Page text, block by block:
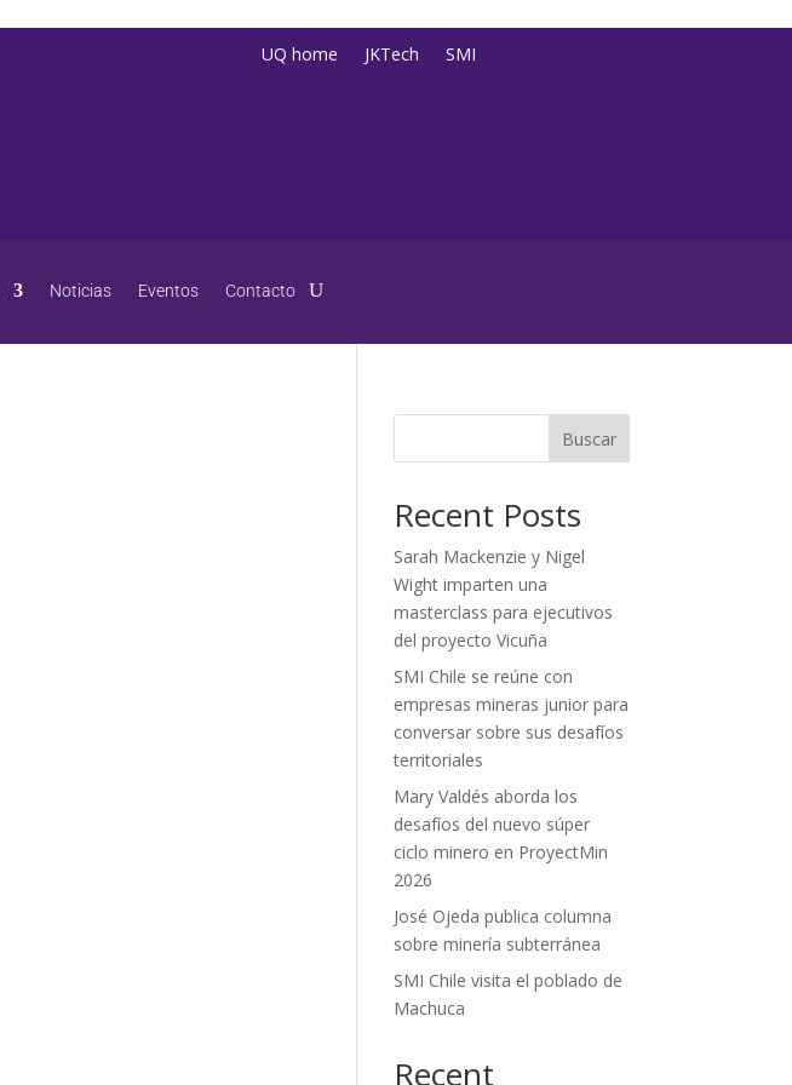
UQ home
JKTech SMI
Noticias Eventos Contacto
Buscar
Recent Posts
Sarah Mackenzie y Nigel
Wight imparten una
masterclass para ejecutivos
del proyecto Vicuña
SMI Chile se reúne con
empresas mineras junior para
conversar sobre sus desafíos
territoriales
Mary Valdés aborda los
desafíos del nuevo súper
ciclo minero en ProyectMin
2026
José Ojeda publica columna
sobre minería subterránea
SMI Chile visita el poblado de
Machuca
Recent